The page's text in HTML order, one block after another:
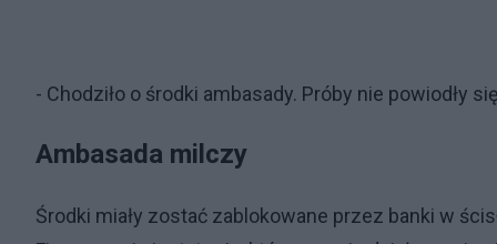
- Chodziło o środki ambasady. Próby nie powiodły
Ambasada milczy
Środki miały zostać zablokowane przez banki w